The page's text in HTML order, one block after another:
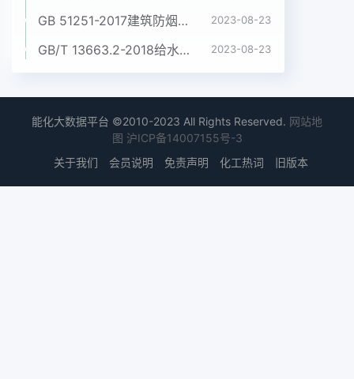
GB 51251-2017建筑防烟排烟系统技术标准 2023-08-23
GB/T 13663.2-2018给水用聚乙烯(PE)管道系统 第2部分:管材 2023-08-23
能化大数据平台 ©2010-2023 All Rights Reserved. 网站地
图 沪ICP备14007155号-3
关于我们
会员说明 免责声明 化工热词 旧版本